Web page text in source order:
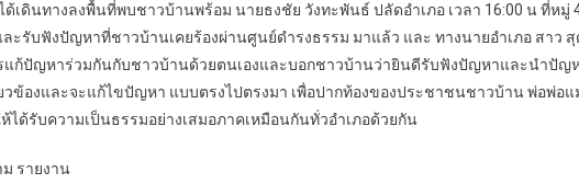
ด้เดินทางลงพื้นที่พบชาวบ้านพร้อม นายธงชัย วังทะพันธ์ ปลัดอำเภอ เวลา 16:00 น ที่หมู่
รับฟังปัญหาที่ชาวบ้านเคยร้องผ่านศูนย์ดำรงธรรม มาแล้ว และ ทางนายอำเภอ สาว สุ
แก้ปัญหาร่วมกันกับชาวบ้านด้วยตนเองและบอกชาวบ้านว่ายินดีรับฟังปัญหาและนำปัญ
ข้องและจะแก้ไขปัญหา แบบตรงไปตรงมา เพื่อปากท้องของประชาชนชาวบ้าน พ่อพ่อแ
ได้รับความเป็นธรรมอย่างเสมอภาคเหมือนกันทั่วอำเภอด้วยกัน
รายงาน